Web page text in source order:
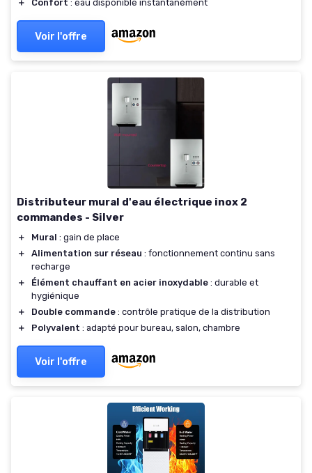
＋ Confort : eau disponible instantanément
Voir l'offre
Distributeur mural d'eau électrique inox 2
commandes - Silver
＋ Mural : gain de place
＋
Alimentation sur réseau : fonctionnement continu sans
recharge
＋
Élément chauffant en acier inoxydable : durable et
hygiénique
＋
Double commande : contrôle pratique de la distribution
＋
Polyvalent : adapté pour bureau, salon, chambre
Voir l'offre